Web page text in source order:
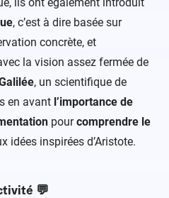
, c’est à dire basée sur
concrète, et
la vision assez fermée de
, un scientifique de
en avant l’importance de
pourcomprendre le
idées inspirées d’Aristote.
💬